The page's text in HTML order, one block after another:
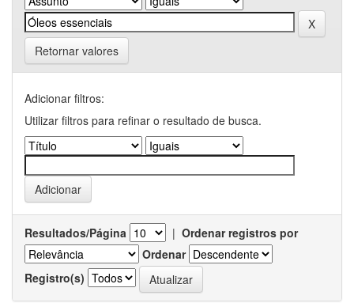
Retornar valores
Adicionar filtros:
Utilizar filtros para refinar o resultado de busca.
Resultados/Página | Ordenar registros por
Ordenar
Registro(s)